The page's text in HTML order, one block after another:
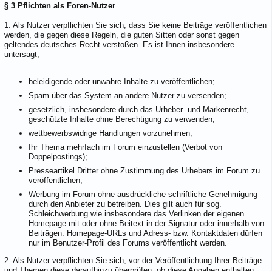
§ 3 Pflichten als Foren-Nutzer
1. Als Nutzer verpflichten Sie sich, dass Sie keine Beiträge veröffentlichen
werden, die gegen diese Regeln, die guten Sitten oder sonst gegen
geltendes deutsches Recht verstoßen. Es ist Ihnen insbesondere
untersagt,
beleidigende oder unwahre Inhalte zu veröffentlichen;
Spam über das System an andere Nutzer zu versenden;
gesetzlich, insbesondere durch das Urheber- und Markenrecht,
geschützte Inhalte ohne Berechtigung zu verwenden;
wettbewerbswidrige Handlungen vorzunehmen;
Ihr Thema mehrfach im Forum einzustellen (Verbot von
Doppelpostings);
Presseartikel Dritter ohne Zustimmung des Urhebers im Forum zu
veröffentlichen;
Werbung im Forum ohne ausdrückliche schriftliche Genehmigung
durch den Anbieter zu betreiben. Dies gilt auch für sog.
Schleichwerbung wie insbesondere das Verlinken der eigenen
Homepage mit oder ohne Beitext in der Signatur oder innerhalb von
Beiträgen. Homepage-URLs und Adress- bzw. Kontaktdaten dürfen
nur im Benutzer-Profil des Forums veröffentlicht werden.
2. Als Nutzer verpflichten Sie sich, vor der Veröffentlichung Ihrer Beiträge